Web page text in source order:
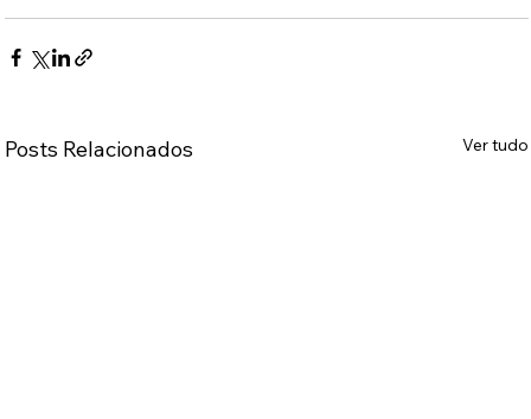
Posts Relacionados Ver tudo